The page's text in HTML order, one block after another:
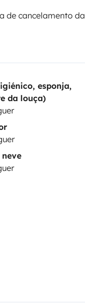
de cancelamento da
esponja,
da louça)